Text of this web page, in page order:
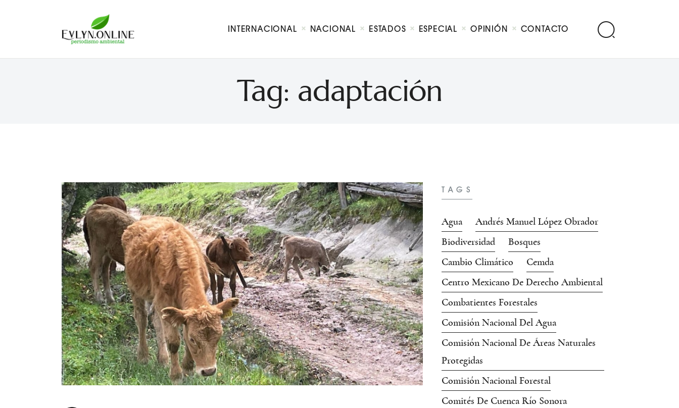
INTERNACIONAL NACIONAL ESTADOS ESPECIAL OPINIÓN CONTACTO
Tag: adaptación
Evlyn Online
Periodismo para autogobernarse
Nacional
Especial
Contacto
TAGS
Agua
Andrés Manuel López Obrador
Biodiversidad
Bosques
Cambio Climático
Cemda
Centro Mexicano De Derecho Ambiental
Combatientes Forestales
Comisión Nacional Del Agua
Comisión Nacional De Áreas Naturales
Protegidas
Comisión Nacional Forestal
Comités De Cuenca Río Sonora